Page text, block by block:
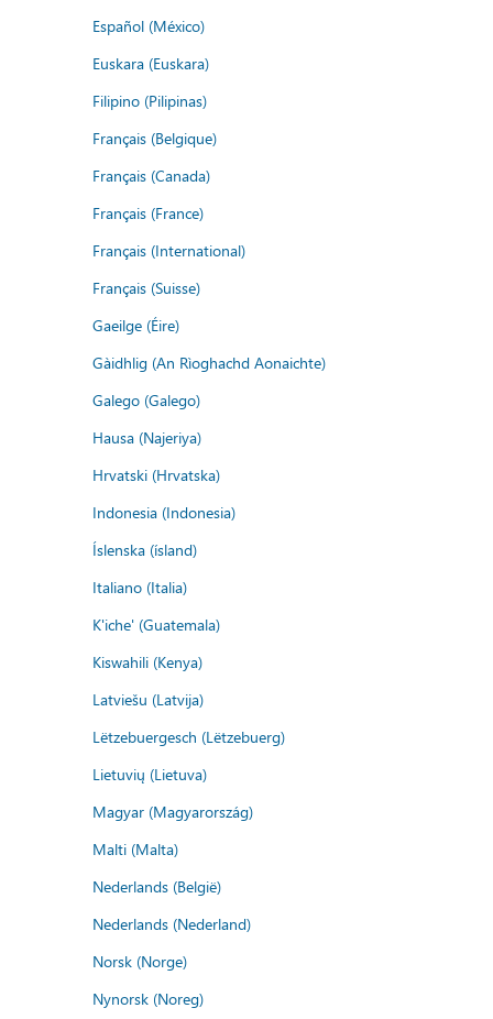
Español (México)
Euskara (Euskara)
Filipino (Pilipinas)
Français (Belgique)
Français (Canada)
Français (France)
Français (International)
Français (Suisse)
Gaeilge (Éire)
Gàidhlig (An Rìoghachd Aonaichte)
Galego (Galego)
Hausa (Najeriya)
Hrvatski (Hrvatska)
Indonesia (Indonesia)
Íslenska (ísland)
Italiano (Italia)
K'iche' (Guatemala)
Kiswahili (Kenya)
Latviešu (Latvija)
Lëtzebuergesch (Lëtzebuerg)
Lietuvių (Lietuva)
Magyar (Magyarország)
Malti (Malta)
Nederlands (België)
Nederlands (Nederland)
Norsk (Norge)
Nynorsk (Noreg)